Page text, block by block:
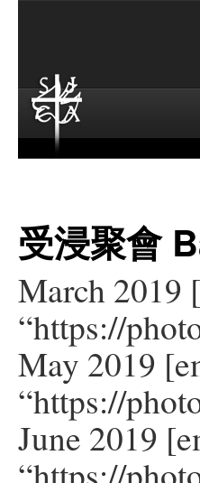
受浸聚會
March 2019
“https://
May 2019
“https://
June 2019